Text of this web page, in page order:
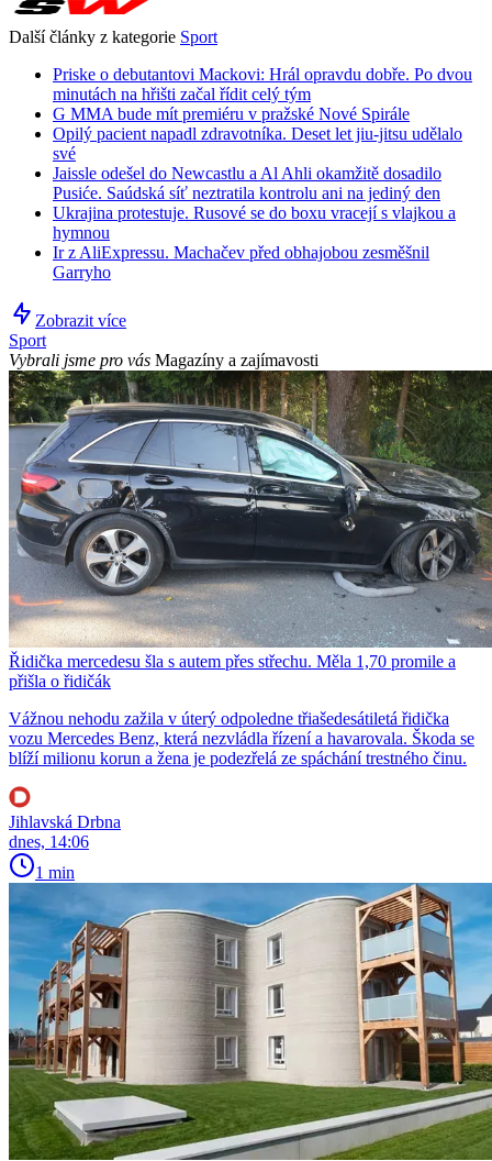
Další články z kategorie Sport
Priske o debutantovi Mackovi: Hrál opravdu dobře. Po dvou
minutách na hřišti začal řídit celý tým
G MMA bude mít premiéru v pražské Nové Spirále
Opilý pacient napadl zdravotníka. Deset let jiu-jitsu udělalo
své
Jaissle odešel do Newcastlu a Al Ahli okamžitě dosadilo
Pusiće. Saúdská síť neztratila kontrolu ani na jediný den
Ukrajina protestuje. Rusové se do boxu vracejí s vlajkou a
hymnou
Ir z AliExpressu. Machačev před obhajobou zesměšnil
Garryho
Zobrazit více
Sport
Vybrali jsme pro vás Magazíny a zajímavosti
Řidička mercedesu šla s autem přes střechu. Měla 1,70 promile a
přišla o řidičák
Vážnou nehodu zažila v úterý odpoledne třiašedesátiletá řidička
vozu Mercedes Benz, která nezvládla řízení a havarovala. Škoda se
blíží milionu korun a žena je podezřelá ze spáchání trestného činu.
Jihlavská Drbna
dnes, 14:06
1 min